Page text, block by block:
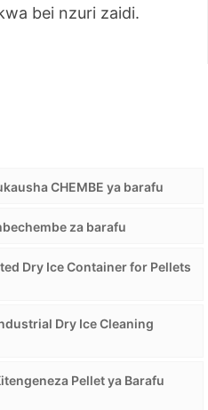
bei nzuri zaidi.
CHEMBE ya barafu
za barafu
Dry Ice Container for Pellets
Dry Ice Cleaning
Pellet ya Barafu